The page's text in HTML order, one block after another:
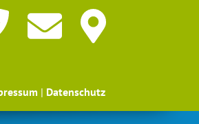
auf
| Datenschutz